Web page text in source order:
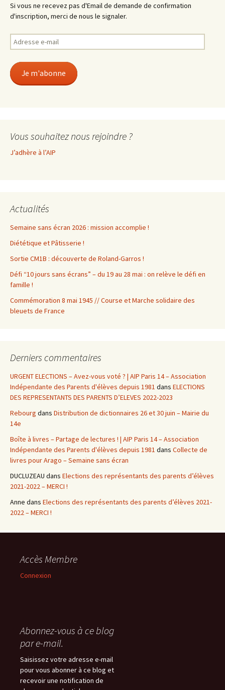
Si vous ne recevez pas d'Email de demande de confirmation
d'inscription, merci de nous le signaler.
Adresse
e-
Je m'abonne
Vous souhaitez nous rejoindre ?
J’adhère à l’AIP
Actualités
Semaine sans écran 2026 : mission accomplie !
Diététique et Pâtisserie !
Sortie CM1B : découverte de Roland-Garros !
Défi “10 jours sans écrans” – du 19 au 28 mai : on relève le défi en
famille !
Commémoration 8 mai 1945 // Course et Marche solidaire des
bleuets de France
Derniers commentaires
URGENT ELECTIONS – Avez-vous voté ? | AIP Paris 14 – Association
Indépendante des Parents d'élèves depuis 1981 dans ELECTIONS
DES REPRESENTANTS DES PARENTS D’ELEVES 2022-2023
Rebourg dans Distribution de dictionnaires 26 et 30 juin – Mairie du
14e
Boîte à livres – Partage de lectures ! | AIP Paris 14 – Association
Indépendante des Parents d'élèves depuis 1981 dans Collecte de
livres pour Arago – Semaine sans écran
DUCLUZEAU dans Elections des représentants des parents d’élèves
2021-2022 – MERCI !
Anne dans Elections des représentants des parents d’élèves 2021-
2022 – MERCI !
Accès Membre
Connexion
Abonnez-vous à ce blog
par e-mail.
Saisissez votre adresse e-mail
pour vous abonner à ce blog et
recevoir une notification de